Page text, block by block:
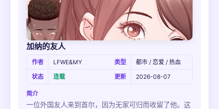
加纳的友人
作者 LFWE&MY 类型
都市 / 恋爱 / 热血
状态
连载 更新 2026-08-07
简介
一位外国友人来到首尔，因为无家可归而收留了他。这